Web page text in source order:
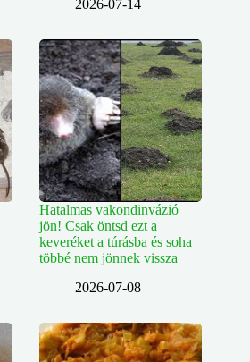
2026-07-14
Hatalmas vakondinvázió
jön! Csak öntsd ezt a
keveréket a túrásba és soha
többé nem jönnek vissza
2026-07-08